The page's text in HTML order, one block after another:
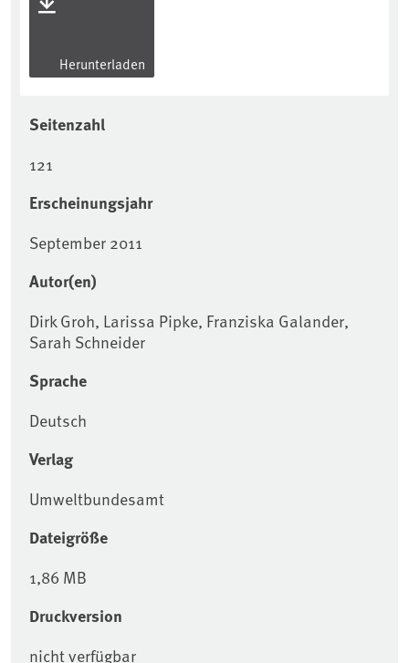
Herunterladen
Seitenzahl
121
Erscheinungsjahr
September 2011
Autor(en)
Dirk Groh, Larissa Pipke, Franziska Galander,
Sarah Schneider
Sprache
Deutsch
Verlag
Umweltbundesamt
Dateigröße
1,86 MB
Druckversion
nicht verfügbar